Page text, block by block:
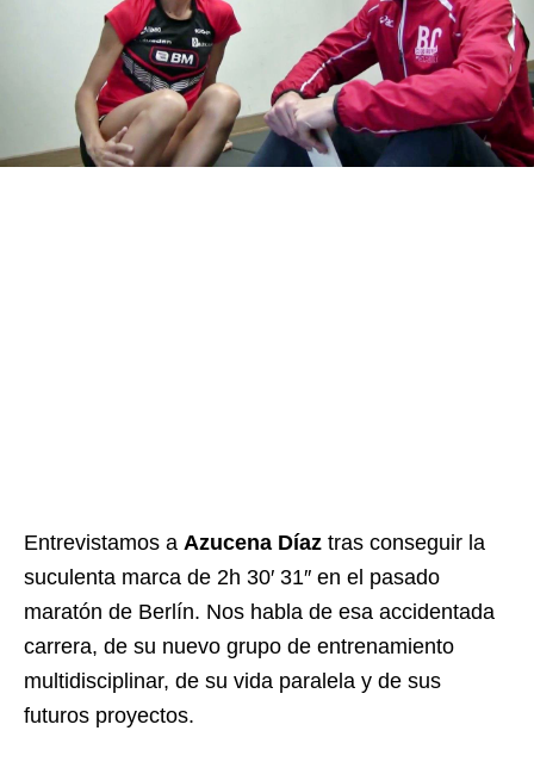
Entrevistamos a Azucena Díaz tras conseguir la
suculenta marca de 2h 30′ 31″ en el pasado
maratón de Berlín. Nos habla de esa accidentada
carrera, de su nuevo grupo de entrenamiento
multidisciplinar, de su vida paralela y de sus
futuros proyectos.